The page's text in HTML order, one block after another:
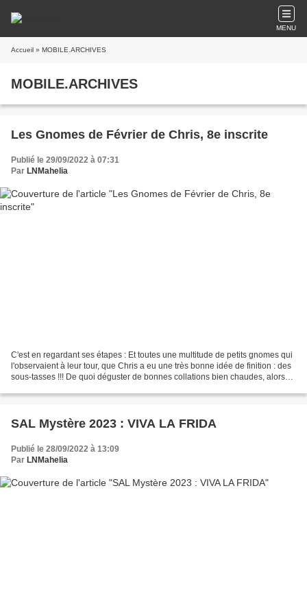
MENU
Accueil » MOBILE.ARCHIVES
MOBILE.ARCHIVES
Les Gnomes de Février de Chris, 8e inscrite
Publié le 29/09/2022 à 07:31
Par LNMahelia
C'est en regardant ses étapes : Et toutes une multitude de petits gnomes qui
l'observaient à leur tour, que Chris a eu une très bonne idée de finition : des
sous-tasses !!! De quoi déguster de bonnes collations bien chaudes, alors
SAL Mystère 2023 : VIVA LA FRIDA
Publié le 28/09/2022 à 13:09
Par LNMahelia